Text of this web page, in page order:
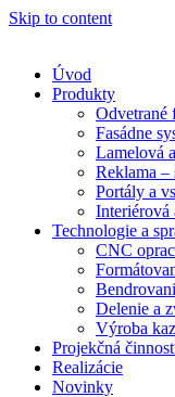
Skip to content
Úvod
Produkty
Odvetrané
Fasádne
Lamelová
Reklama –
Portály a
Interiérová
Technologie a
CNC
Delenie a
Výroba
Projekčná
Realizácie
Novinky